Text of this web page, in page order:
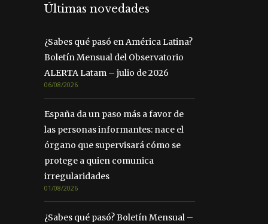
Últimas novedades
¿Sabes qué pasó en América Latina?
Boletín Mensual del Observatorio
ALERTA Latam – julio de 2026
06/08/2026
España da un paso más a favor de
las personas informantes: nace el
órgano que supervisará cómo se
protege a quien comunica
irregularidades
01/08/2026
¿Sabes qué pasó? Boletín Mensual –